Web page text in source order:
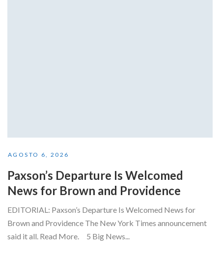
AGOSTO 6, 2026
Paxson’s Departure Is Welcomed
News for Brown and Providence
EDITORIAL: Paxson’s Departure Is Welcomed News for
Brown and Providence The New York Times announcement
said it all. Read More. 5 Big News...